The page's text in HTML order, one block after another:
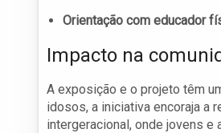
Orientação com educador
Impacto na
A exposição e o projeto têm
idosos, a iniciativa encoraja a
intergeracional, onde jovens